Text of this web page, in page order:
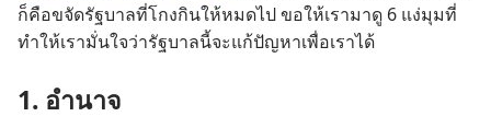
ก็คือขจัดรัฐบาลที่โกงกินให้หมดไป ขอให้เรามาดู 6 แง่มุมที่
ทำให้เรามั่นใจว่ารัฐบาลนี้จะแก้ปัญหาเพื่อเราได้
1. อำนาจ